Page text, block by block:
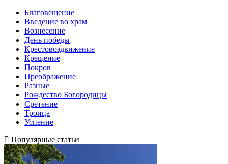
Благовещение
Введение во храм
Вознесение
День победы
Крестовоздвижение
Крещение
Покров
Преображение
Разные
Рождество Богородицы
Сретение
Троица
Успение
Популярные статьи